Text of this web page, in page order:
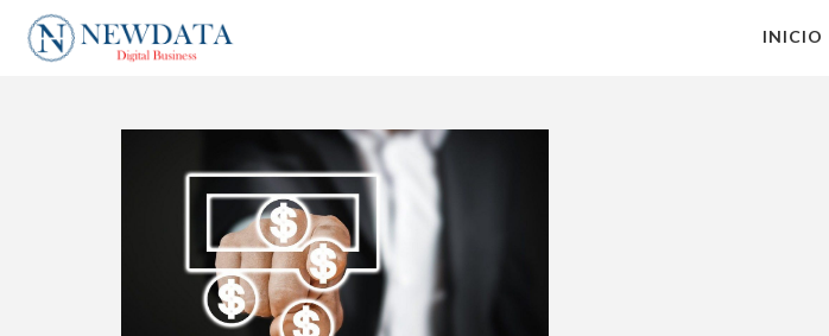
INICIO